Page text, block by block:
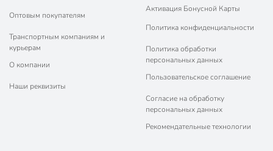
Оптовым покупателям
Транспортным компаниям и
курьерам
О компании
Наши реквизиты
Активация Бонусной Карты
Политика конфиденциальности
Политика обработки
персональных данных
Пользовательское соглашение
Согласие на обработку
персональных данных
Рекомендательные технологии